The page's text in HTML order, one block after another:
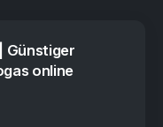
Günstiger
online